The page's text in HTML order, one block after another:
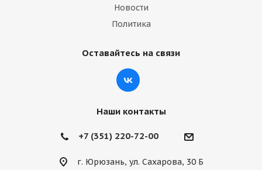
Новости
Политика
Оставайтесь на связи
Наши контакты
+7 (351) 220-72-00
г. Юрюзань, ул. Сахарова, 30 Б